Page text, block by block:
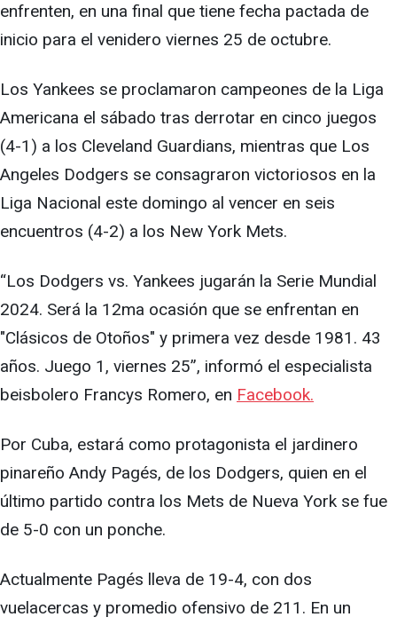
enfrenten, en una final que tiene fecha pactada de
inicio para el venidero viernes 25 de octubre.
Los Yankees se proclamaron campeones de la Liga
Americana el sábado tras derrotar en cinco juegos
(4-1) a los Cleveland Guardians, mientras que Los
Angeles Dodgers se consagraron victoriosos en la
Liga Nacional este domingo al vencer en seis
encuentros (4-2) a los New York Mets.
“Los Dodgers vs. Yankees jugarán la Serie Mundial
2024. Será la 12ma ocasión que se enfrentan en
"Clásicos de Otoños" y primera vez desde 1981. 43
años. Juego 1, viernes 25”, informó el especialista
beisbolero Francys Romero, en Facebook.
Por Cuba, estará como protagonista el jardinero
pinareño Andy Pagés, de los Dodgers, quien en el
último partido contra los Mets de Nueva York se fue
de 5-0 con un ponche.
Actualmente Pagés lleva de 19-4, con dos
vuelacercas y promedio ofensivo de 211. En un